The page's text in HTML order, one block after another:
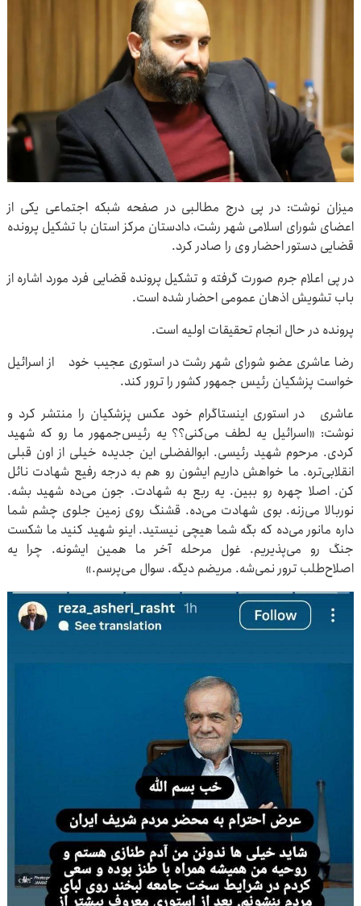
میزان نوشت: در پی درج مطالبی در صفحه شبکه اجتماعی یکی از
اعضای شورای اسلامی شهر رشت، دادستان مرکز استان با تشکیل پرونده
قضایی دستور احضار وی را صادر کرد.
در پی اعلام جرم صورت گرفته و تشکیل پرونده قضایی فرد مورد اشاره از
باب تشویش اذهان عمومی احضار شده است.
پرونده در حال انجام تحقیقات اولیه است.
رضا عاشری عضو شورای شهر رشت در استوری عجیب خود از اسرائیل
خواست پزشکیان رئیس جمهور کشور را ترور کند.
عاشری در استوری اینستاگرام خود عکس پزشکیان را منتشر کرد و
نوشت: «اسرائیل یه لطف می‌کنی؟؟ یه رئیس‌جمهور ما رو که شهید
کردی. مرحوم شهید رئیسی. ابوالفضلی این جدیده خیلی از اون قبلی
انقلابی‌تره. ما خواهش داریم ایشون رو هم به درجه رفیع شهادت نائل
کن. اصلا چهره رو ببین. یه ربع به شهادت. جون می‌ده شهید بشه.
نوربالا می‌زنه. بوی شهادت می‌ده. قشنگ روی زمین جلوی چشم شما
داره مانور می‌ده که بگه شما هیچی نیستید. اینو شهید کنید ما شکست
جنگ رو می‌پذیریم. غول مرحله آخر ما همین ایشونه. چرا یه
اصلاح‌طلب ترور نمی‌شه. مریضم دیگه. سوال می‌پرسم.»